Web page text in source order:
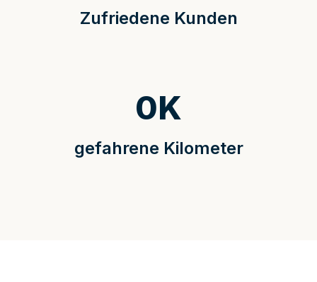
Zufriedene Kunden
gefahrene Kilometer
0K